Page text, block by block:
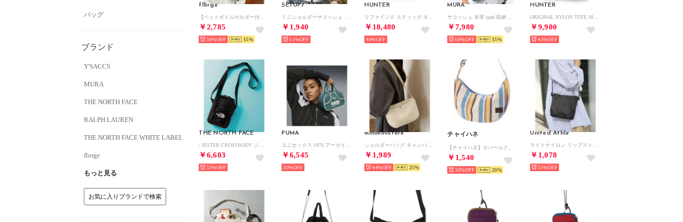
バッグ
ブランド
Y'SACCS
MURA
THE NORTH FACE
RALPH LAUREN
THE NORTH FACE WHITE LABEL
florge
もっと見る
お気に入りブランドで検索
florge
￥2,785
30% 15
SETUP7
￥1,940
51%
HUNTER
￥18,480
40%
MURA
￥7,980
60% 15
HUNTER
￥9,900
43%
THE NORTH FACE
￥6,603
33%
PUMA
￥6,545
30%
miniministore
￥1,989
44% 25
チャイハネ
￥1,540
30% 20
United Athle
￥1,078
51%